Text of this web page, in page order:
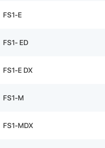
FS1-E
FS1- ED
FS1-E DX
FS1-M
FS1-MDX